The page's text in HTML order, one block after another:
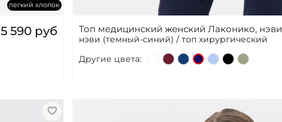
легкий хлопок
5 590 руб Топ медицинский женский Лаконико, нэви
нэви (темный-синий) / топ хирургический
Другие цвета: